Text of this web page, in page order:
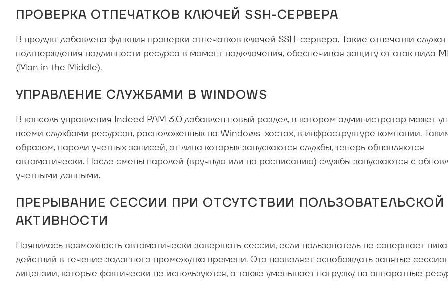
ПРОВЕРКА ОТПЕЧАТКОВ КЛЮЧЕЙ SSH-СЕРВЕРА
В продукт добавлена функция проверки отпечатков ключей SSH-сервера. Такие отпечатки служат
подтверждения подлинности ресурса в момент подключения, обеспечивая защиту от атак вида
(Man in the Middle).
УПРАВЛЕНИЕ СЛУЖБАМИ В WINDOWS
В консоль управления Indeed PAM 3.0 добавлен новый раздел, в котором администратор может
всеми службами ресурсов, расположенных на Windows-хостах, в инфраструктуре компании.
образом, пароли учетных записей, от лица которых запускаются службы, теперь обновляются
автоматически. После смены паролей (вручную или по расписанию) службы запускаются с
учетными данными.
ПРЕРЫВАНИЕ СЕССИИ ПРИ ОТСУТСТВИИ ПОЛЬЗОВАТЕЛЬСКОЙ
АКТИВНОСТИ
Появилась возможность автоматически завершать сессии, если пользователь не совершает
действий в течение заданного промежутка времени. Это позволяет освобождать занятые
лицензии, которые фактически не используются, а также уменьшает нагрузку на аппаратные